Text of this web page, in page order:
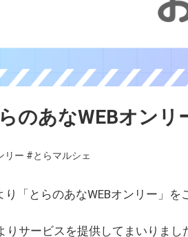
らのあなWEBオン
リー #とらマルシェ
り「とらのあなWEBオンリー」を
りサービスを提供してまいりま